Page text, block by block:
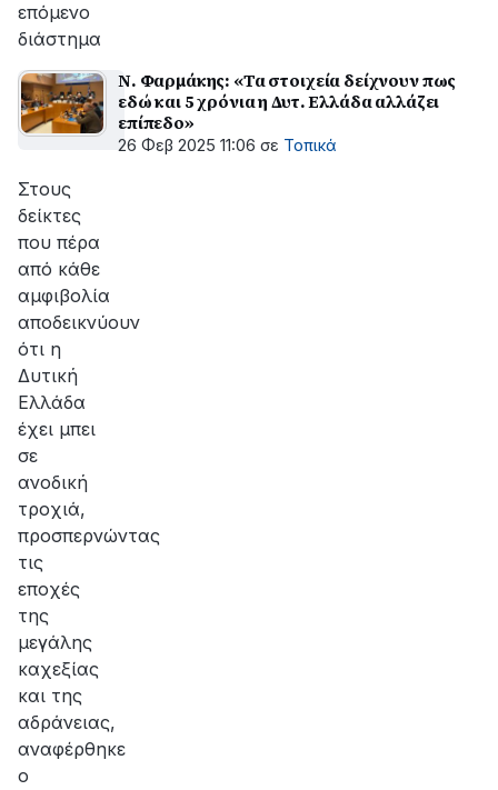
επόμενο
διάστημα
Ν. Φαρμάκης: «Τα στοιχεία δείχνουν πως
εδώ και 5 χρόνια η Δυτ. Ελλάδα αλλάζει
επίπεδο»
26 Φεβ 2025 11:06 σε Τοπικά
Στους
δείκτες
που πέρα
από κάθε
αμφιβολία
αποδεικνύουν
ότι η
Δυτική
Ελλάδα
έχει μπει
σε
ανοδική
τροχιά,
προσπερνώντας
τις
εποχές
της
μεγάλης
καχεξίας
και της
αδράνειας,
αναφέρθηκε
ο